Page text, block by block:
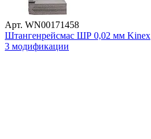
Арт. WN00171458
Штангенрейсмас ШР 0,02 мм Kinex
3 модификации